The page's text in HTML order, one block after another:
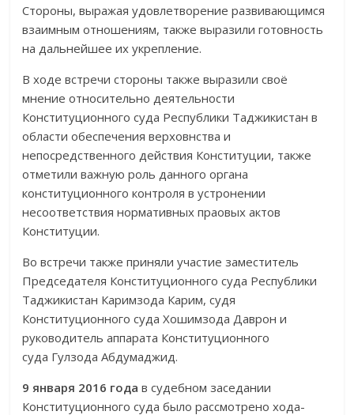
Стороны, выра­жая удовлетворение развивающимся
взаимным отношениям, также выра­зили готовность
на даль­ней­шее их укрепление.
В ходе встречи стороны также выразили своё
мнение относительно деятель­ности
Конституционного суда Республики Таджикистан в
области обеспе­чения верховнства и
непосредственного действия Конституции, также
отметили важную роль данного органа
конституционного контроля в устронении
несоответствия нормативных праовых актов
Конституции.
Во встречи также приняли участие заместитель
Председателя Кон­ститу­ционного суда Респуб­лики
Таджикистан Каримзода Карим, судя
Конституционного суда Хошимзода Даврон и
руководитель аппарата Конституционного
суда Гулзода Абдумаджид.
9 января 2016 годав судебном заседании
Конституционного суда было рассмотрено хо­да­